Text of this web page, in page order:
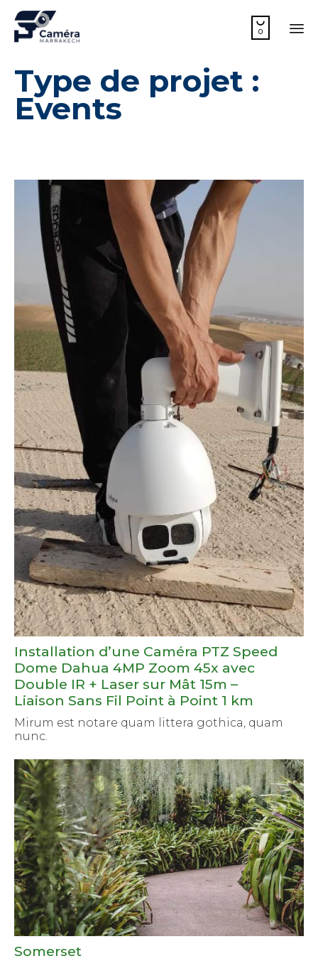

0
Type de projet :
Events
Installation d’une Caméra PTZ Speed
Dome Dahua 4MP Zoom 45x avec
Double IR + Laser sur Mât 15m –
Liaison Sans Fil Point à Point 1 km
Mirum est notare quam littera gothica, quam
nunc.
Somerset